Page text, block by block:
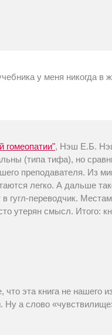
у меня никогда в
гомеопатии", Нэш Е.Б.
(типа тифа), но
преподавателя. Из
легко. А дальше
гугл-переводчик.
утерян смысл. Итого:
эта книга не нашего
Ну а слово